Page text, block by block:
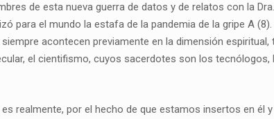
de esta nueva guerra de datos y de relatos con la
para el mundo la estafa de la pandemia de la gripe A
acontecen previamente en la dimensión
el cientifismo, cuyos sacerdotes son los
realmente, por el hecho de que estamos insertos en